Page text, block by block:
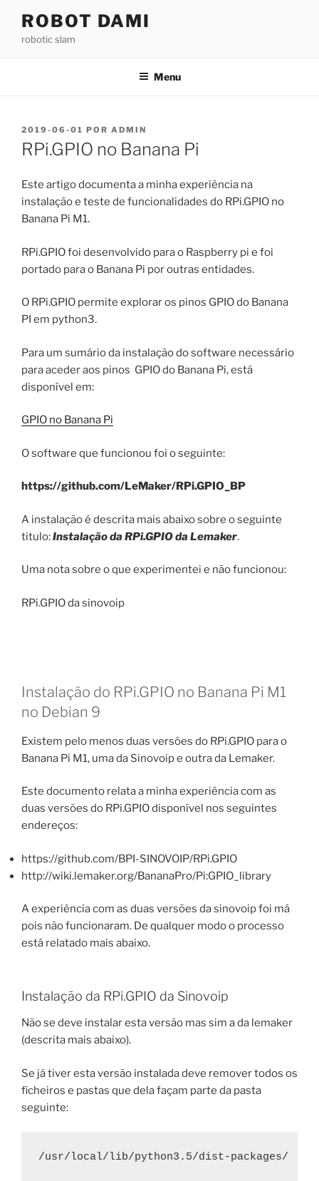
ROBOT DAMI
robotic slam
Menu
PUBLICADO
EM
2019-06-01 POR ADMIN
RPi.GPIO no Banana Pi
Este artigo documenta a minha experiência na
instalação e teste de funcionalidades do RPi.GPIO no
Banana Pi M1.
RPi.GPIO foi desenvolvido para o Raspberry pi e foi
portado para o Banana Pi por outras entidades.
O RPi.GPIO permite explorar os pinos GPIO do Banana
PI em python3.
Para um sumário da instalação do software necessário
para aceder aos pinos GPIO do Banana Pi, está
disponível em:
GPIO no Banana Pi
O software que funcionou foi o seguinte:
https://github.com/LeMaker/RPi.GPIO_BP
A instalação é descrita mais abaixo sobre o seguinte
titulo:Instalação da RPi.GPIO da Lemaker.
Uma nota sobre o que experimentei e não funcionou:
RPi.GPIO da sinovoip
Instalação do RPi.GPIO no Banana Pi M1
no Debian 9
Existem pelo menos duas versões do RPi.GPIO para o
Banana Pi M1, uma da Sinovoip e outra da Lemaker.
Este documento relata a minha experiência com as
duas versões do RPi.GPIO disponível nos seguintes
endereços:
https://github.com/BPI-SINOVOIP/RPi.GPIO
http://wiki.lemaker.org/BananaPro/Pi:GPIO_library
A experiência com as duas versões da sinovoip foi má
pois não funcionaram. De qualquer modo o processo
está relatado mais abaixo.
Instalação da RPi.GPIO da Sinovoip
Não se deve instalar esta versão mas sim a da lemaker
(descrita mais abaixo).
Se já tiver esta versão instalada deve remover todos os
ficheiros e pastas que dela façam parte da pasta
seguinte:
/usr/local/lib/python3.5/dist-packages/